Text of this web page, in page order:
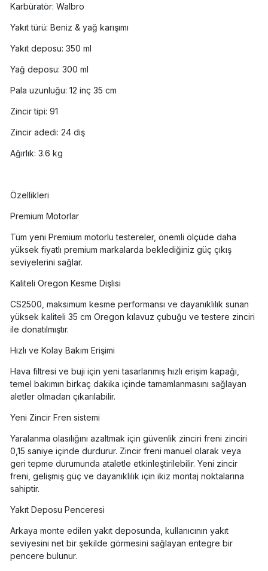
Karbüratör: Walbro
Yakıt türü: Beniz & yağ karışımı
Yakıt deposu: 350 ml
Yağ deposu: 300 ml
Pala uzunluğu: 12 inç 35 cm
Zincir tipi: 91
Zincir adedi: 24 diş
Ağırlık: 3.6 kg
Özellikleri
Premium Motorlar
Tüm yeni Premium motorlu testereler, önemli ölçüde daha
yüksek fiyatlı premium markalarda beklediğiniz güç çıkış
seviyelerini sağlar.
Kaliteli Oregon Kesme Dişlisi
CS2500, maksimum kesme performansı ve dayanıklılık sunan
yüksek kaliteli 35 cm Oregon kılavuz çubuğu ve testere zinciri
ile donatılmıştır.
Hızlı ve Kolay Bakım Erişimi
Hava filtresi ve buji için yeni tasarlanmış hızlı erişim kapağı,
temel bakımın birkaç dakika içinde tamamlanmasını sağlayan
aletler olmadan çıkarılabilir.
Yeni Zincir Fren sistemi
Yaralanma olasılığını azaltmak için güvenlik zinciri freni zinciri
0,15 saniye içinde durdurur. Zincir freni manuel olarak veya
geri tepme durumunda ataletle etkinleştirilebilir. Yeni zincir
freni, gelişmiş güç ve dayanıklılık için ikiz montaj noktalarına
sahiptir.
Yakıt Deposu Penceresi
Arkaya monte edilen yakıt deposunda, kullanıcının yakıt
seviyesini net bir şekilde görmesini sağlayan entegre bir
pencere bulunur.